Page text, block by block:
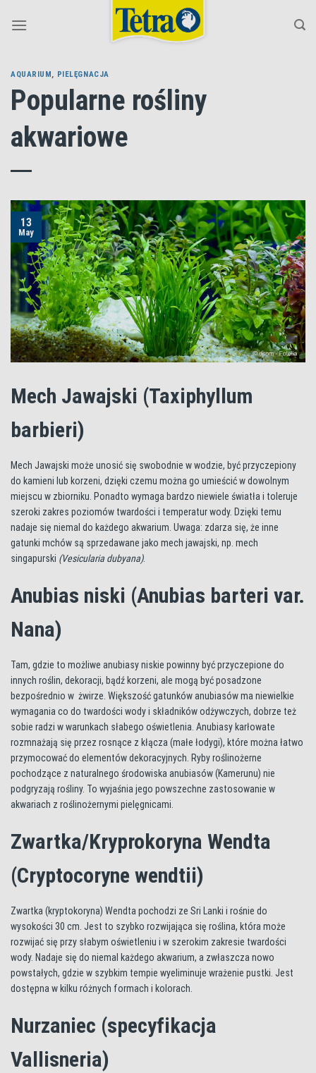
AQUARIUM, PIELĘGNACJA
Popularne rośliny
akwariowe
13
May
Mech Jawajski (Taxiphyllum
barbieri)
Mech Jawajski może unosić się swobodnie w wodzie, być przyczepiony
do kamieni lub korzeni, dzięki czemu można go umieścić w dowolnym
miejscu w zbiorniku. Ponadto wymaga bardzo niewiele światła i toleruje
szeroki zakres poziomów twardości i temperatur wody. Dzięki temu
nadaje się niemal do każdego akwarium. Uwaga: zdarza się, że inne
gatunki mchów są sprzedawane jako mech jawajski, np. mech
singapurski (Vesicularia dubyana).
Anubias niski (Anubias barteri var.
Nana)
Tam, gdzie to możliwe anubiasy niskie powinny być przyczepione do
innych roślin, dekoracji, bądź korzeni, ale mogą być posadzone
bezpośrednio w żwirze. Większość gatunków anubiasów ma niewielkie
wymagania co do twardości wody i składników odżywczych, dobrze też
sobie radzi w warunkach słabego oświetlenia. Anubiasy karłowate
rozmnażają się przez rosnące z kłącza (małe łodygi), które można łatwo
przymocować do elementów dekoracyjnych. Ryby roślinożerne
pochodzące z naturalnego środowiska anubiasów (Kamerunu) nie
podgryzają rośliny. To wyjaśnia jego powszechne zastosowanie w
akwariach z roślinożernymi pielęgnicami.
Zwartka/Kryprokoryna Wendta
(Cryptocoryne wendtii)
Zwartka (kryptokoryna) Wendta pochodzi ze Sri Lanki i rośnie do
wysokości 30 cm. Jest to szybko rozwijająca się roślina, która może
rozwijać się przy słabym oświetleniu i w szerokim zakresie twardości
wody. Nadaje się do niemal każdego akwarium, a zwłaszcza nowo
powstałych, gdzie w szybkim tempie wyeliminuje wrażenie pustki. Jest
dostępna w kilku różnych formach i kolorach.
Nurzaniec (specyfikacja
Vallisneria)